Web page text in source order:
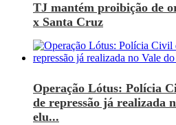
TJ mantém proibição de
x Santa Cruz
Operação Lótus: Polícia
de repressão já realizada
elu...